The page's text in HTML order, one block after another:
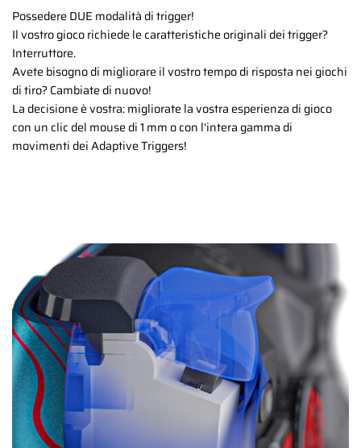
Possedere DUE modalità di trigger!
Il vostro gioco richiede le caratteristiche originali dei trigger?
Interruttore.
Avete bisogno di migliorare il vostro tempo di risposta nei giochi
di tiro? Cambiate di nuovo!
La decisione è vostra: migliorate la vostra esperienza di gioco
con un clic del mouse di 1 mm o con l'intera gamma di
movimenti dei Adaptive Triggers!